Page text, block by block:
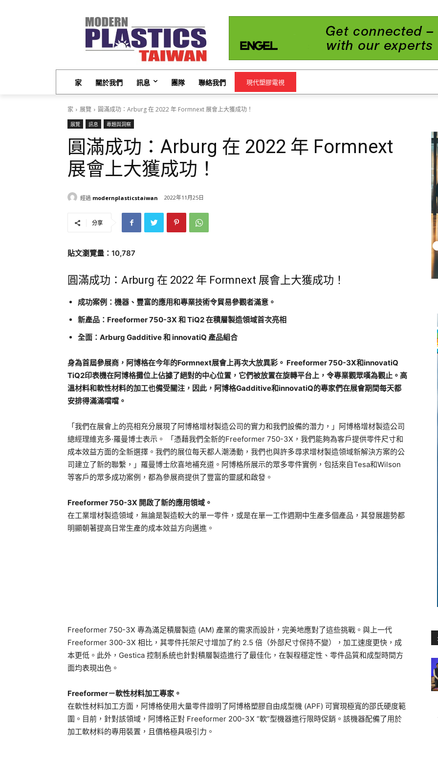
家 關於我們 訊息 團隊 聯絡我們 現代塑膠電視
家 展覽 圓滿成功：Arburg 在 2022 年 Formnext 展會上大獲成功！
展覽 訊息 專題與洞察
圓滿成功：Arburg 在 2022 年 Formnext
展會上大獲成功！
經過 modernplasticstaiwan 2022年11月25日
分享
貼文瀏覽量：10,787
圓滿成功：Arburg 在 2022 年 Formnext 展會上大獲成功！
成功案例：機器、豐富的應用和專業技術令貿易參觀者滿意。
新產品：Freeformer 750-3X 和 TiQ2 在積層製造領域首次亮相
全面：Arburg Gadditive 和 innovatiQ 產品組合
身為首屆參展商，阿博格在今年的Formnext展會上再次大放異彩。 Freeformer 750-3X和innovatiQ
TiQ2印表機在阿博格攤位上佔據了絕對的中心位置，它們被放置在旋轉平台上，令專業觀眾嘆為觀止。高
溫材料和軟性材料的加工也備受關注，因此，阿博格Gadditive和innovatiQ的專家們在展會期間每天都
安排得滿滿噹噹。
「我們在展會上的亮相充分展現了阿博格增材製造公司的實力和我們設備的潛力，」阿博格增材製造公司
總經理維克多·羅曼博士表示。 「憑藉我們全新的Freeformer 750-3X，我們能夠為客戶提供零件尺寸和
成本效益方面的全新選擇。我們的展位每天都人潮湧動，我們也與許多尋求增材製造領域新解決方案的公
司建立了新的聯繫，」羅曼博士欣喜地補充道。阿博格所展示的眾多零件實例，包括來自Tesa和Wilson
等客戶的眾多成功案例，都為參展商提供了豐富的靈感和啟發。
Freeformer 750-3X 開啟了新的應用領域。
在工業增材製造領域，無論是製造較大的單一零件，或是在單一工作週期中生產多個產品，其發展趨勢都
明顯朝著提高日常生產的成本效益方向邁進。
Freeformer 750-3X 專為滿足積層製造 (AM) 產業的需求而設計，完美地應對了這些挑戰。與上一代
Freeformer 300-3X 相比，其零件托架尺寸增加了約 2.5 倍（外部尺寸保持不變），加工速度更快，成
本更低。此外，Gestica 控制系統也針對積層製造進行了最佳化，在製程穩定性、零件品質和成型時間方
面均表現出色。
Freeformer－軟性材料加工專家。
在軟性材料加工方面，阿博格使用大量零件證明了阿博格塑膠自由成型機 (APF) 可實現極寬的邵氏硬度範
圍。目前，針對該領域，阿博格正對 Freeformer 200-3X “軟”型機器進行限時促銷。該機器配備了用於
加工軟材料的專用裝置，且價格極具吸引力。